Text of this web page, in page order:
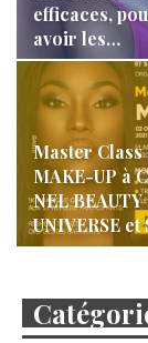
efficaces,
avoir les…
Master Class
MAKE-UP à
NEL BEAUTY
UNIVERSE et
EMPIRE…